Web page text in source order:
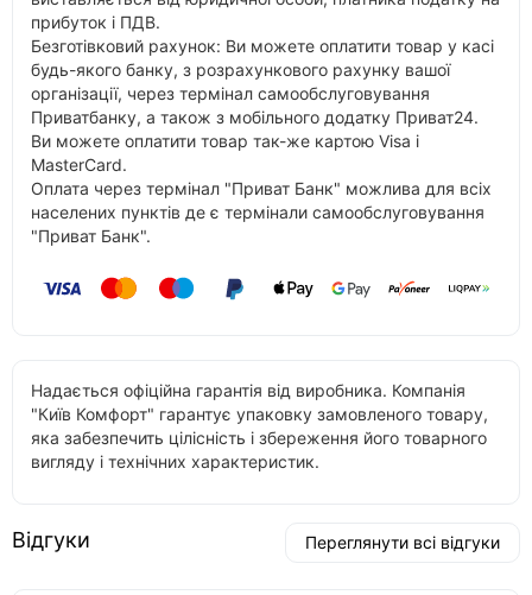
прибуток і ПДВ.
Безготівковий рахунок: Ви можете оплатити товар у касі
будь-якого банку, з розрахункового рахунку вашої
організації, через термінал самообслуговування
Приватбанку, а також з мобільного додатку Приват24.
Ви можете оплатити товар так-же картою Visa і
MasterCard.
Оплата через термінал "Приват Банк" можлива для всіх
населених пунктів де є термінали самообслуговування
"Приват Банк".
Надається офіційна гарантія від виробника. Компанія
"Київ Комфорт" гарантує упаковку замовленого товару,
яка забезпечить цілісність і збереження його товарного
вигляду і технічних характеристик.
Відгуки Переглянути всі відгуки